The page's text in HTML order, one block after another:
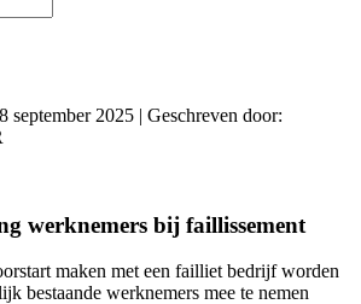
september 2025 | Geschreven door:
werknemers bij faillissement
maken met een failliet bedrijf worden
bestaande werknemers mee te nemen